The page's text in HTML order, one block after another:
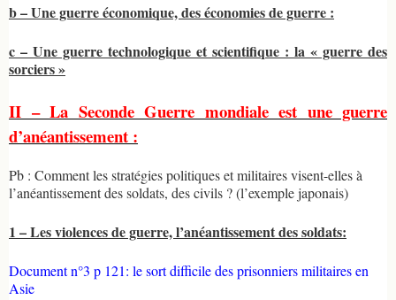
b – Une guerre économique, des économies de guerre :
c – Une guerre technologique et scientifique : la « guerre des
sorciers »
II – La Seconde Guerre mondiale est une guerre
d’anéantissement :
Pb : Comment les stratégies politiques et militaires visent-elles à
l’anéantissement des soldats, des civils ? (l’exemple japonais)
1 – Les violences de guerre, l’anéantissement des soldats:
Document n°3 p 121: le sort difficile des prisonniers militaires en
Asie